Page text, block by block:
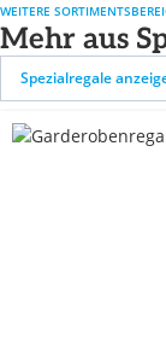
WEITERE
Mehr aus
Spezialregale